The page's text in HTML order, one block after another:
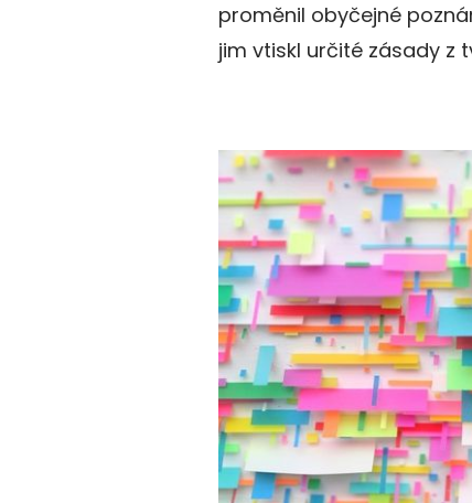
proměnil obyčejné
jim vtiskl určité zásady z